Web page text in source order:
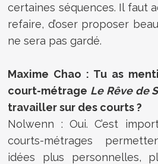
certaines séquences. Il faut
refaire, d’oser proposer
ne sera pas gardé.
Maxime Chao : Tu as
court-métrage Le Rêve de
travailler sur des courts ?
Nolwenn : Oui. C’est
courts-métrages
idées plus personnelles,